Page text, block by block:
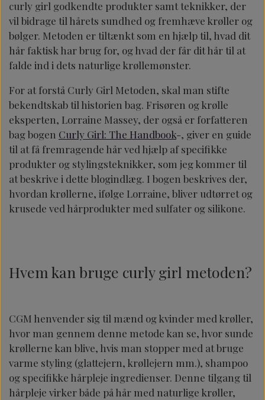
curly girl godkendte produkter samt teknikker, der
vil bidrage til hårets sundhed og fremhæve krøller og
bølger. Metoden er tiltænkt som en hjælp til, hvad dit
hår faktisk har brug for, og hvad der får dit hår til at
falde ind i dets naturlige krøllemønster.
For at forstå Curly Girl Metoden, skal man stifte
bekendtskab til historien bag. Frisøren og krølle
eksperten, Lorraine Massey, der også er forfatteren
bag bogen Curly Girl: The Handbook-, giver en guide
til at få fremragende hår ved hjælp af specifikke
produkter og stylingsteknikker, som jeg kommer til
at beskrive i dette blogindlæg. I bogen beskrives der,
hvordan krøllerne, ifølge Lorraine, bliver udtørret og
krusede ved hårprodukter med sulfater og silikone.
Hvem kan bruge curly girl metoden?
CGM henvender sig til mænd og kvinder med krøller,
hvor man gennem denne metode kan se, hvor sunde
krøllerne kan blive, hvis man stopper med at bruge
varme styling (glattejern, krøllejern mm.), shampoo
og specifikke hårpleje ingredienser. Denne tilgang til
hårpleje virker både på hår med naturlige krøller,